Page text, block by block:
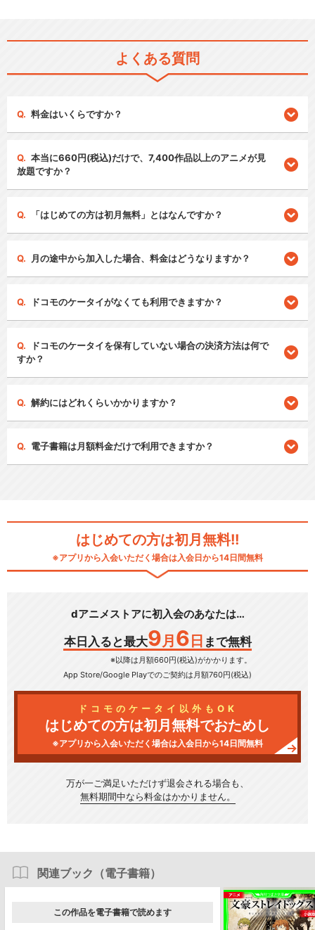
よくある質問
料金はいくらですか？
本当に660円(税込)だけで、7,400作品以上のアニメが見
放題ですか？
「はじめての方は初月無料」とはなんですか？
月の途中から加入した場合、料金はどうなりますか？
ドコモのケータイがなくても利用できますか？
ドコモのケータイを保有していない場合の決済方法は何で
すか？
解約にはどれくらいかかりますか？
電子書籍は月額料金だけで利用できますか？
はじめての方は初月無料!!
※アプリから入会いただく場合は入会日から14日間無料
dアニメストアに初入会のあなたは…
本日入ると最大9 月 6 日 まで無料
※以降は月額660円(税込)がかかります。
App Store/Google Playでのご契約は月額760円(税込)
ドコモのケータイ以外もOK
はじめての方は初月無料でおためし
※アプリから入会いただく場合は入会日から14日間無料
万が一ご満足いただけず退会される場合も、
無料期間中なら料金はかかりません。
関連ブック（電子書籍）
この作品を電子書籍で読めます